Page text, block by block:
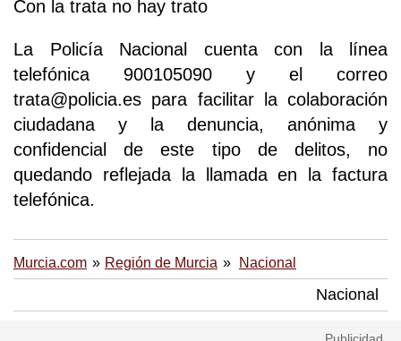
Con la trata no hay trato
La Policía Nacional cuenta con la línea
telefónica 900105090 y el correo
trata@policia.es para facilitar la colaboración
ciudadana y la denuncia, anónima y
confidencial de este tipo de delitos, no
quedando reflejada la llamada en la factura
telefónica.
Murcia.com Región de Murcia Nacional
Nacional